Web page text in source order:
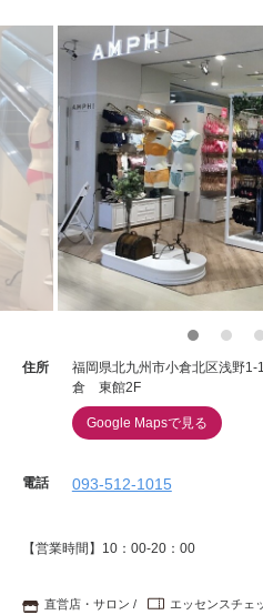
店舗検索
新着情報
重要なお知らせ
お知らせ
ワコールウェブストア
公式アプリ
ニュース＆トピックス
住所
福岡県北九州市小倉北区浅野
倉 東館2F
Google Mapsで見る
電話 093-512-1015
【営業時間】10：00-20：00
直営店・サロン
エッセンスチェ